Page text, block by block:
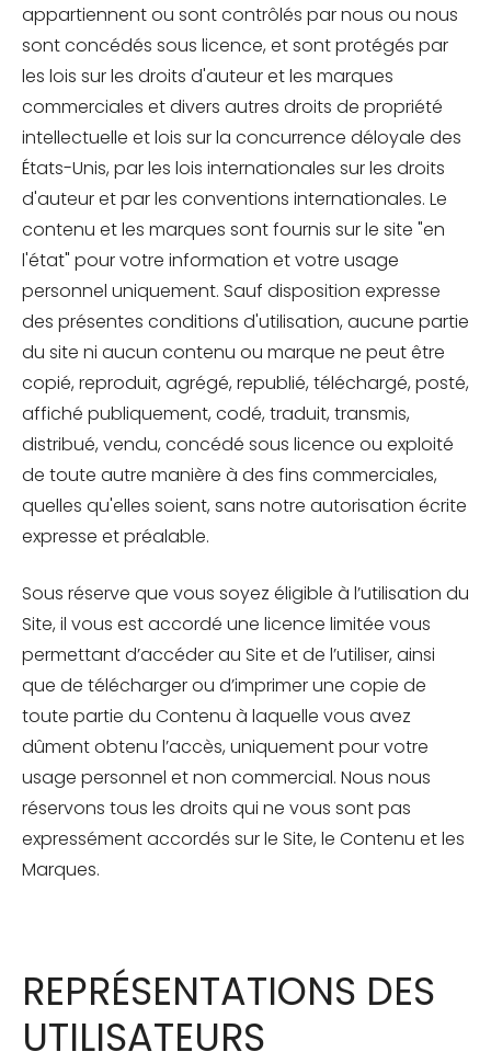
appartiennent ou sont contrôlés par nous ou nous
sont concédés sous licence, et sont protégés par
les lois sur les droits d'auteur et les marques
commerciales et divers autres droits de propriété
intellectuelle et lois sur la concurrence déloyale des
États-Unis, par les lois internationales sur les droits
d'auteur et par les conventions internationales. Le
contenu et les marques sont fournis sur le site "en
l'état" pour votre information et votre usage
personnel uniquement. Sauf disposition expresse
des présentes conditions d'utilisation, aucune partie
du site ni aucun contenu ou marque ne peut être
copié, reproduit, agrégé, republié, téléchargé, posté,
affiché publiquement, codé, traduit, transmis,
distribué, vendu, concédé sous licence ou exploité
de toute autre manière à des fins commerciales,
quelles qu'elles soient, sans notre autorisation écrite
expresse et préalable.
Sous réserve que vous soyez éligible à l’utilisation du
Site, il vous est accordé une licence limitée vous
permettant d’accéder au Site et de l’utiliser, ainsi
que de télécharger ou d’imprimer une copie de
toute partie du Contenu à laquelle vous avez
dûment obtenu l’accès, uniquement pour votre
usage personnel et non commercial. Nous nous
réservons tous les droits qui ne vous sont pas
expressément accordés sur le Site, le Contenu et les
Marques.
REPRÉSENTATIONS DES
UTILISATEURS